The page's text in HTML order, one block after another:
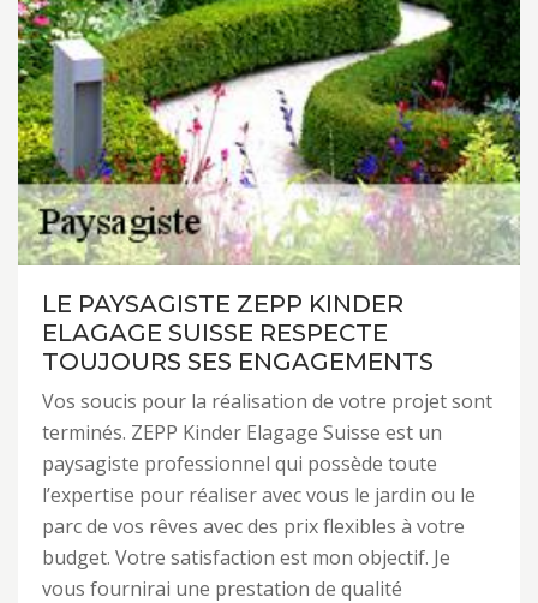
LE PAYSAGISTE ZEPP KINDER
ELAGAGE SUISSE RESPECTE
TOUJOURS SES ENGAGEMENTS
Vos soucis pour la réalisation de votre projet sont
terminés. ZEPP Kinder Elagage Suisse est un
paysagiste professionnel qui possède toute
l’expertise pour réaliser avec vous le jardin ou le
parc de vos rêves avec des prix flexibles à votre
budget. Votre satisfaction est mon objectif. Je
vous fournirai une prestation de qualité